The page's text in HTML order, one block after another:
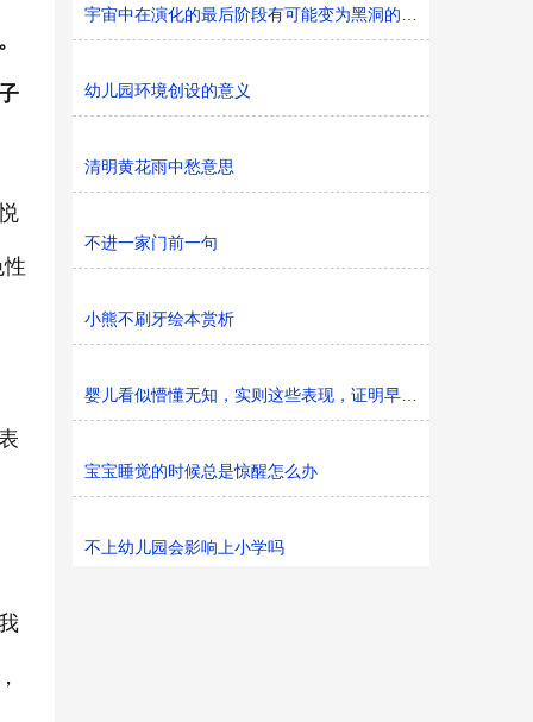
宇宙中在演化的最后阶段有可能变为黑洞的天体是
幼儿园环境创设的意义
清明黄花雨中愁意思
不进一家门前一句
小熊不刷牙绘本赏析
婴儿看似懵懂无知，实则这些表现，证明早已与爸妈相识
宝宝睡觉的时候总是惊醒怎么办
不上幼儿园会影响上小学吗